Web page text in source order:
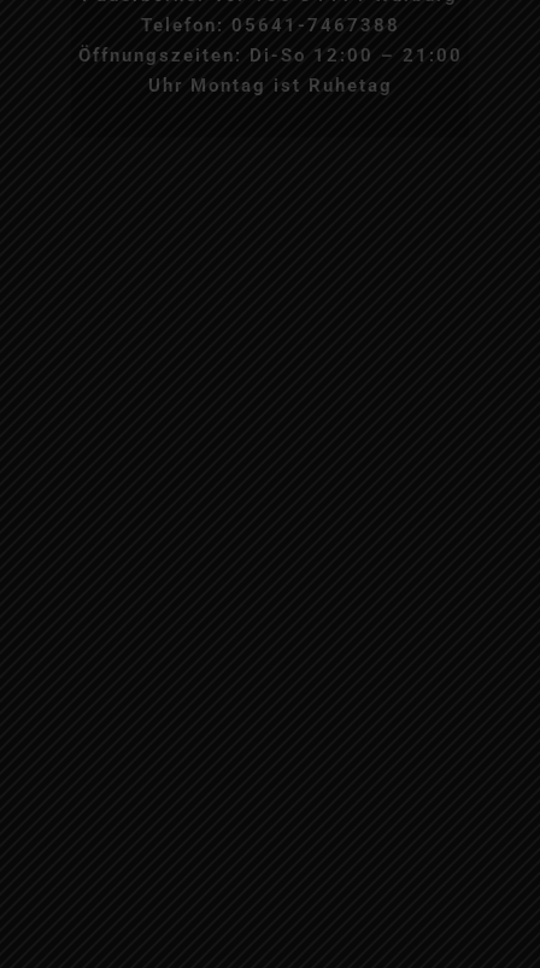
Telefon: 05641-7467388
Öffnungszeiten: Di-So 12:00 – 21:00
Uhr Montag ist Ruhetag